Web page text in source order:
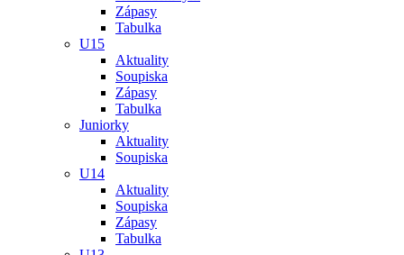
Zápasy
Tabulka
U15
Aktuality
Soupiska
Zápasy
Tabulka
Juniorky
Aktuality
Soupiska
U14
Aktuality
Soupiska
Zápasy
Tabulka